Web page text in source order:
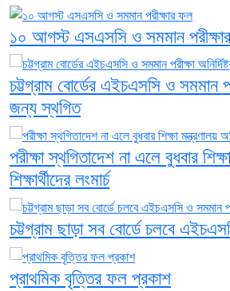
১০ আগস্ট এসএসসি ও সমমান
চট্টগ্রাম বোর্ডের এইচএসসি ও সমমান
জন্য স্থগিত
পরীক্ষা স্থগিতাদেশ না এলে বুধবার
শিক্ষার্থীদের লংমার্চ
চট্টগ্রাম ছাড়া সব বোর্ডে চলবে
প্রাথমিক বৃত্তির ফল প্রকাশ